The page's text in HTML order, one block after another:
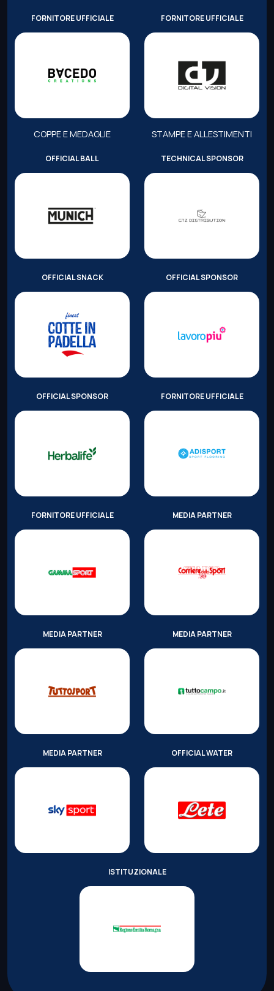
FORNITORE UFFICIALE
COPPE E MEDAGLIE
FORNITORE UFFICIALE
STAMPE E ALLESTIMENTI
OFFICIAL BALL TECHNICAL SPONSOR
OFFICIAL SNACK OFFICIAL SPONSOR
OFFICIAL SPONSOR FORNITORE UFFICIALE
FORNITORE UFFICIALE MEDIA PARTNER
MEDIA PARTNER MEDIA PARTNER
MEDIA PARTNER OFFICIAL WATER
ISTITUZIONALE